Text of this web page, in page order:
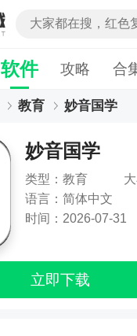
软件 攻略 合
教育 妙音国学
妙音国学
类型：教育
语言：简体中文
时间：2026-07-31
立即下载